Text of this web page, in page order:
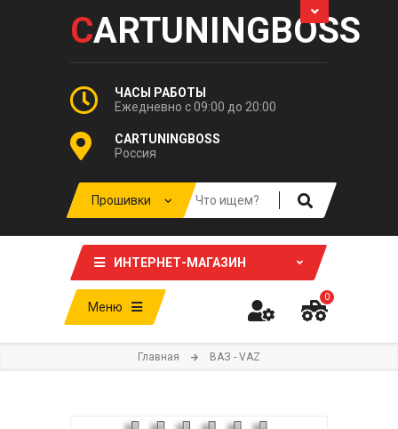
CARTUNINGBOSS
ЧАСЫ РАБОТЫ
Ежедневно с 09:00 до 20:00
CARTUNINGBOSS
Россия
ИНТЕРНЕТ-МАГАЗИН
Меню
0
Главная ВАЗ - VAZ